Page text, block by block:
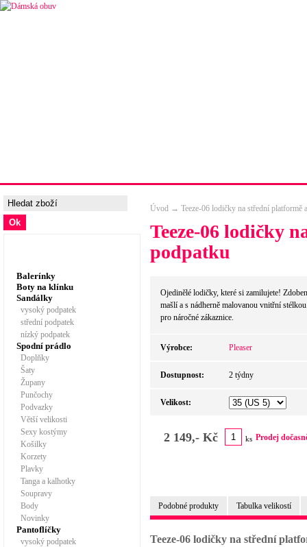
Balerínky
Boty na klínku
Sandálky
vysoký podpatek
střední podpatek
nízký podpatek
Spodní prádlo
Doplňky
Šaty
Župany
Punčochy
Podvazky
Větší velikosti
Sexy kostýmy
Košilky
Korzety
Plavky
Tanga a kalhotky
Soupravy
Body
Novinky
Pantoflíčky
vysoký podpatek
Úvod → Teeze-06 lodičky na střední platformě
Teeze-06 lodičky
podpatku
Ojedinělé lodičky, které si zamilujete!
mašlí a s nádherně malovanou vnitřní
pro náročné zákaznice.
Výrobce: Pleaser
Dostupnost: 2 týdny
Velikost:
2 149,- Kč ks Prodej
Podobné produkty Tabulka velikostí
Teeze-06 lodičky na střední